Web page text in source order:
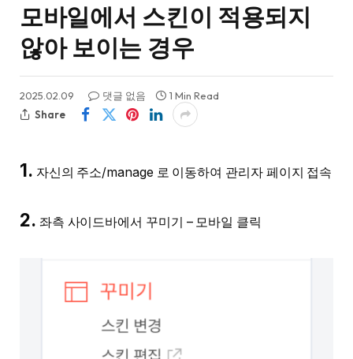
모바일에서 스킨이 적용되지
않아 보이는 경우
2025.02.09 댓글 없음
1 Min Read
Share
1. 자신의 주소/manage 로 이동하여 관리자 페이지 접속
2. 좌측 사이드바에서 꾸미기 – 모바일 클릭